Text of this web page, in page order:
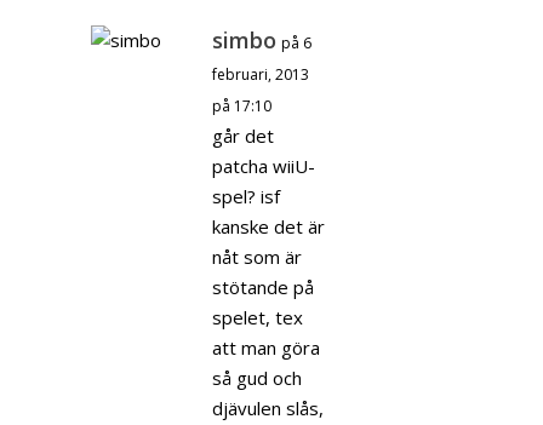
simbo på 6
februari, 2013
på 17:10
går det
patcha wiiU-
spel? isf
kanske det är
nåt som är
stötande på
spelet, tex
att man göra
så gud och
djävulen slås,